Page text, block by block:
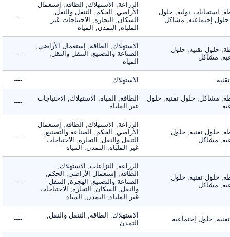
استجابات دولية, حلول
إجتماعيه, مشاكل
الزراعة, الاستهلاك, الطاقه, إستعمال
الأراضي, الحكم, التنقل والنقل,
السكان, التجاره, الاحتياجات غير
الملباه, التمدن, المياه
----
حلول تقنيه, حلول
مشاكل
الاستهلاك, الطاقه, إستعمال الأراضي,
الصناعة والتصنيع, التنقل والنقل,
المياه
----
الاستهلاك ----
مشاكل, حلول تقنيه, حلول
الطاقه, المياه, الاستهلاك, الاحتياجات
غير الملباه
----
حلول تقنيه, حلول
مشاكل
الزراعة, الاستهلاك, الطاقه, إستعمال
الأراضي, الحكم, الصناعة والتصنيع,
التنقل والنقل, التجاره, الاحتياجات
غير الملباه, التمدن, المياه
----
حلول تقنيه, حلول
مشاكل
الزراعة, النزاعات, الاستهلاك,
الطاقه, إستعمال الأراضي, الحكم,
الصناعة والتصنيع, الهجرة, التنقل
والنقل, السكان, التجاره, الاحتياجات
غير الملباه, التمدن, المياه
----
حلول إجتماعيه
الاستهلاك, الطاقه, التنقل والنقل,
التمدن
----